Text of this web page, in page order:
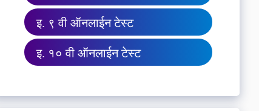
इ. ९ वी ऑनलाईन टेस्ट
इ. १० वी ऑनलाईन टेस्ट